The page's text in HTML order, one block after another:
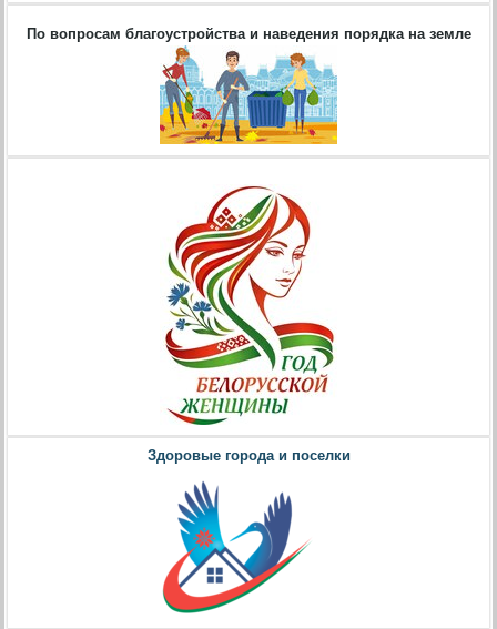
По вопросам благоустройства и наведения порядка на земле
Здоровые города и поселки